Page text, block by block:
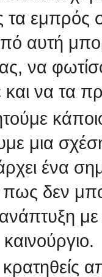
εμπρός
αυτή
να
και να τα
μια
ένα
πως δεν
με